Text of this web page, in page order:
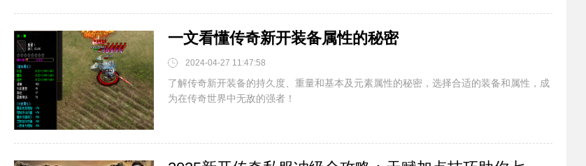
一文看懂传奇新开装备属性的秘密
2024-04-27 11:47:58
了解传奇新开装备的持久度、重量和基本及元素属性的秘密，选择合适的装备和属性，成
为在传奇世界中无敌的强者！